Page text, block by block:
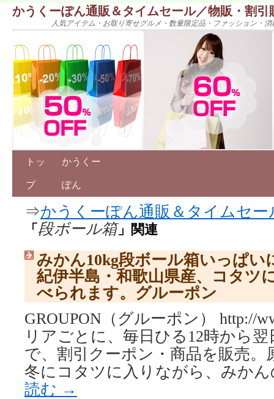
かうくーぽん通販＆タイムセール／物販・割
人気アイテム・お取り寄せグルメ・数量限定品・ファッション・
トッ
プ
かうくー
ぽん
⇒かうくーぽん通販＆タイムセー
「 段ボール箱」関連
みかん10kg段ボール箱いっぱい
紀伊半島・和歌山県産、コタツ
べられます。グルーポン
GROUPON（グルーポン） http://
リアごとに、毎日ひる12時から
で、割引クーポン・商品を販売。
冬にコタツに入りながら、みか
読む →